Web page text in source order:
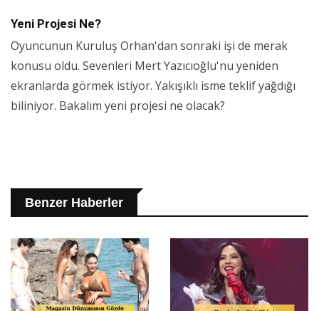
Yeni Projesi Ne?
Oyuncunun Kuruluş Orhan'dan sonraki işi de merak
konusu oldu. Sevenleri Mert Yazıcıoğlu'nu yeniden
ekranlarda görmek istiyor. Yakışıklı isme teklif yağdığı
biliniyor. Bakalım yeni projesi ne olacak?
Benzer Haberler